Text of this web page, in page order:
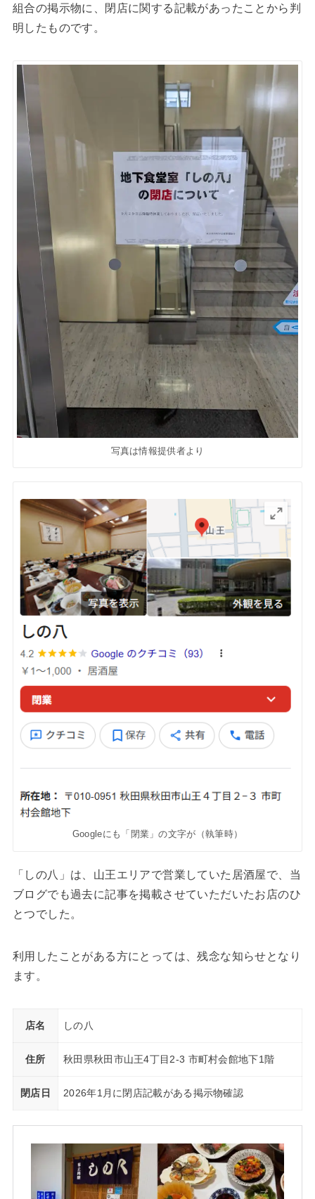
組合の掲示物に、閉店に関する記載があったことから判
明したものです。
写真は情報提供者より
Googleにも「閉業」の文字が（執筆時）
「しの八」は、山王エリアで営業していた居酒屋で、当
ブログでも過去に記事を掲載させていただいたお店のひ
とつでした。
利用したことがある方にとっては、残念な知らせとなり
ます。
店名 しの八
住所 秋田県秋田市山王4丁目2-3 市町村会館地下1階
閉店日 2026年1月に閉店記載がある掲示物確認